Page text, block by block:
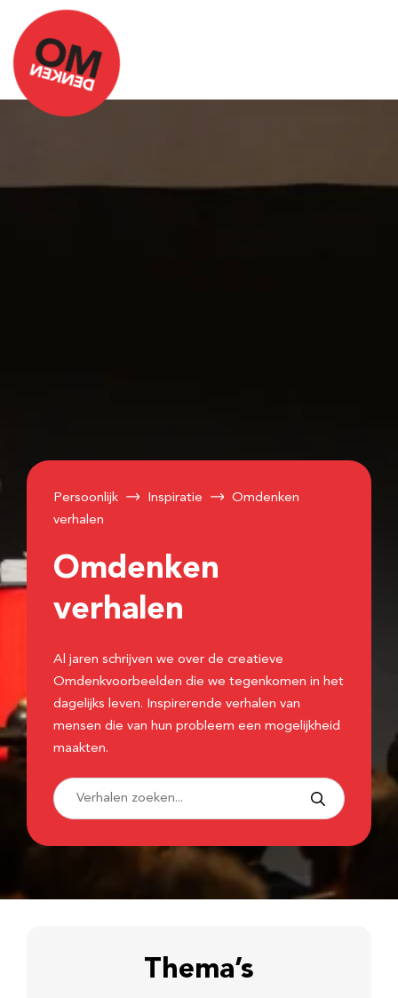
Persoonlijk Inspiratie
Omdenken
verhalen
Omdenken
verhalen
Al jaren schrijven we over de creatieve
Omdenkvoorbeelden die we tegenkomen in het
dagelijks leven. Inspirerende verhalen van
mensen die van hun probleem een mogelijkheid
maakten.
Thema’s